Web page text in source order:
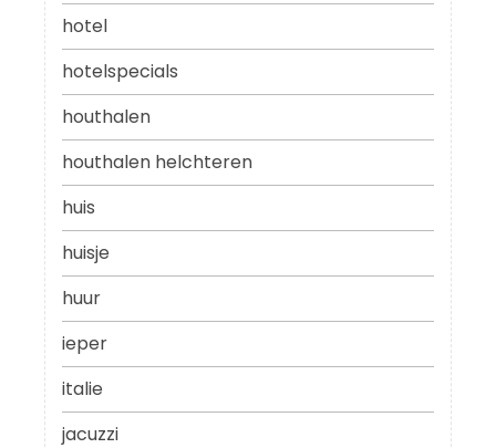
hotel
hotelspecials
houthalen
houthalen helchteren
huis
huisje
huur
ieper
italie
jacuzzi